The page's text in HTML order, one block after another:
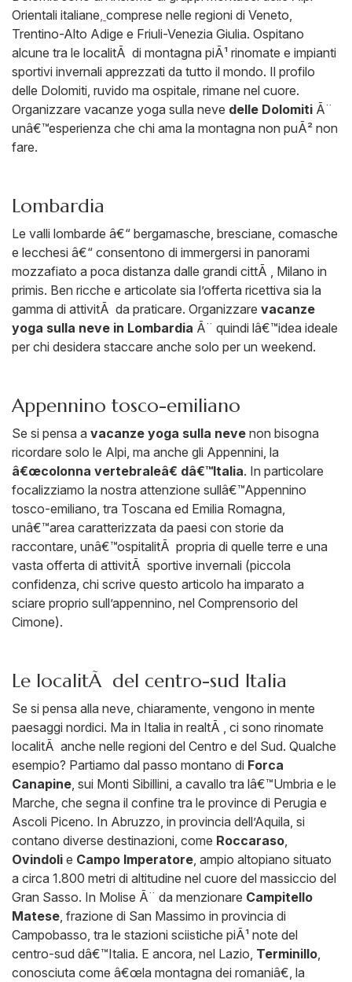
Orientali italiane comprese nelle regioni di Veneto,
Trentino-Alto Adige e Friuli-Venezia Giulia. Ospitano
alcune tra le localitÃ di montagna piÃ¹ rinomate e impianti
sportivi invernali apprezzati da tutto il mondo. Il profilo
delle Dolomiti, ruvido ma ospitale, rimane nel cuore.
Organizzare vacanze yoga sulla neve delle Dolomiti Ã¨
unâ€™esperienza che chi ama la montagna non puÃ² non
fare.
Lombardia
Le valli lombarde â€“ bergamasche, bresciane, comasche
e lecchesi â€“ consentono di immergersi in panorami
mozzafiato a poca distanza dalle grandi cittÃ , Milano in
primis. Ben ricche e articolate sia l’offerta ricettiva sia la
gamma di attivitÃ da praticare. Organizzare vacanze
yoga sulla neve in Lombardia Ã¨ quindi lâ€™idea ideale
per chi desidera staccare anche solo per un weekend.
Appennino tosco-emiliano
Se si pensa a vacanze yoga sulla neve non bisogna
ricordare solo le Alpi, ma anche gli Appennini, la
â€œcolonna vertebraleâ€ dâ€™Italia. In particolare
focalizziamo la nostra attenzione sullâ€™Appennino
tosco-emiliano, tra Toscana ed Emilia Romagna,
unâ€™area caratterizzata da paesi con storie da
raccontare, unâ€™ospitalitÃ propria di quelle terre e una
vasta offerta di attivitÃ sportive invernali (piccola
confidenza, chi scrive questo articolo ha imparato a
sciare proprio sull’appennino, nel Comprensorio del
Cimone).
Le localitÃ del centro-sud Italia
Se si pensa alla neve, chiaramente, vengono in mente
paesaggi nordici. Ma in Italia in realtÃ , ci sono rinomate
localitÃ anche nelle regioni del Centro e del Sud. Qualche
esempio? Partiamo dal passo montano di Forca
Canapine , sui Monti Sibillini, a cavallo tra lâ€™Umbria e le
Marche, che segna il confine tra le province di Perugia e
Ascoli Piceno. In Abruzzo, in provincia dell’Aquila, si
contano diverse destinazioni, come Roccaraso
Ovindoli e Campo Imperatore , ampio altopiano situato
a circa 1.800 metri di altitudine nel cuore del massiccio del
Gran Sasso. In Molise Ã¨ da menzionare Campitello
Matese , frazione di San Massimo in provincia di
Campobasso, tra le stazioni sciistiche piÃ¹ note del
centro-sud dâ€™Italia. E ancora, nel Lazio, Terminillo
conosciuta come â€œla montagna dei romaniâ€, la